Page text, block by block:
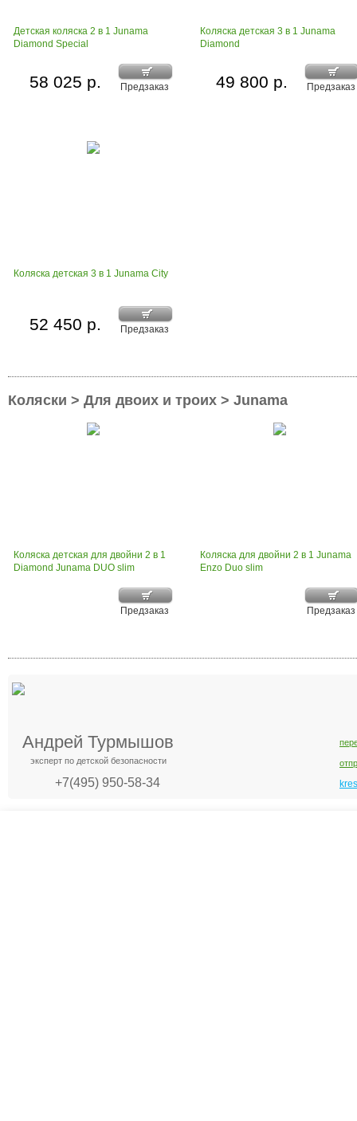
Детская коляска 2 в 1 Junama
Diamond Special
Предзаказ
58 025 р.
Коляска детская 3 в 1 Junama
Diamond
Предзаказ
49 800 р.
Коляска детская 3 в 1 Junama City
Предзаказ
52 450 р.
Коляски > Для двоих и троих > Junama
Коляска детская для двойни 2 в 1
Diamond Junama DUO slim
Предзаказ
Коляска для двойни 2 в 1 Junama
Enzo Duo slim
Предзаказ
Андрей Турмышов
эксперт по детской безопасности
+7(495) 950-58-34